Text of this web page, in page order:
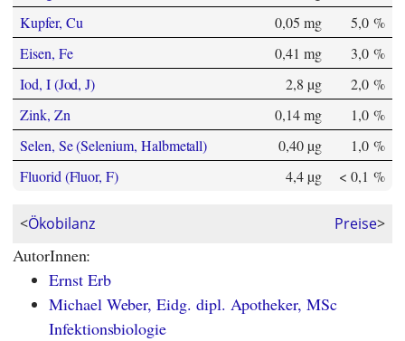
Kupfer, Cu
0,05 mg
5,0 %
Eisen, Fe
0,41 mg
3,0 %
Iod, I (Jod, J)
2,8 µg
2,0 %
Zink, Zn
0,14 mg
1,0 %
Selen, Se (Selenium, Halbmetall)
0,40 µg
1,0 %
Fluorid (Fluor, F)
4,4 µg < 0,1 %
<Ökobilanz Preise>
AutorInnen:
Ernst Erb
Michael Weber, Eidg. dipl. Apotheker, MSc
Infektionsbiologie